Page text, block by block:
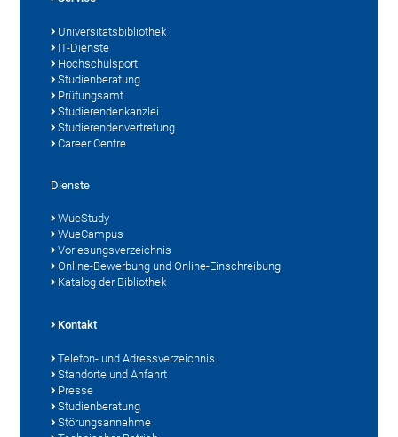
Universitätsbibliothek
IT-Dienste
Hochschulsport
Studienberatung
Prüfungsamt
Studierendenkanzlei
Studierendenvertretung
Career Centre
Dienste
WueStudy
WueCampus
Vorlesungsverzeichnis
Online-Bewerbung und Online-Einschreibung
Katalog der Bibliothek
Kontakt
Telefon- und Adressverzeichnis
Standorte und Anfahrt
Presse
Studienberatung
Störungsannahme